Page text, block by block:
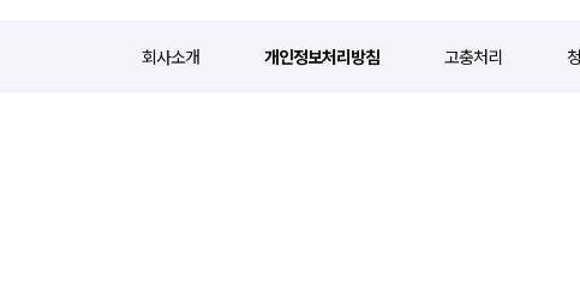
회사소개 개인정보처리방침 고충처리